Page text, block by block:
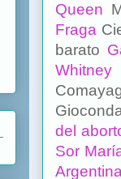
Queen
Fraga
barato
del
Sor